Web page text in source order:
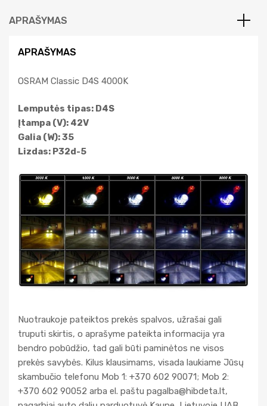
APRAŠYMAS
APRAŠYMAS
OSRAM Classic D4S 4000K
Lemputės tipas: D4S
Įtampa (V): 42V
Galia (W): 35
Lizdas: P32d-5
Nuotraukoje pateiktos prekės spalvos, užrašai gali
truputi skirtis, o aprašyme pateikta informacija yra
bendro pobūdžio, tad gali būti paminėtos ne visos
prekės savybės. Kilus klausimams, visada laukiame Jūsų
skambučio telefonu Mob 1: +370 602 90071; Mob 2:
+370 602 90052 arba el. paštu pagalba@hibdeta.lt,